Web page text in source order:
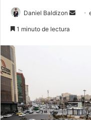
Daniel Baldizon
Send
1 minuto de lectura